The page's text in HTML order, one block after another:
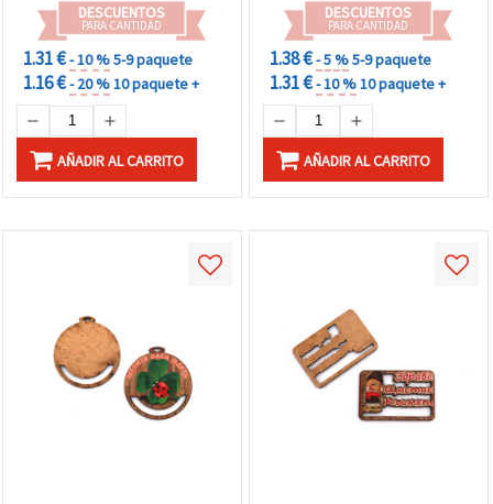
DESCUENTOS
PARA CANTIDAD
1.31 €- 10 %5-9 paquete
1.16 €- 20 %10 paquete +
AÑADIR AL CARRITO
DESCUENTOS
PARA CANTIDAD
1.38 €- 5 %5-9 paquete
1.31 €- 10 %10 paquete +
AÑADIR AL CARRITO